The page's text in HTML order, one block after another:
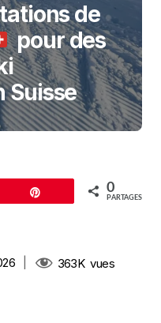
de
pour des
Suisse
Enregistrer 0
PARTAGES
363Kvues